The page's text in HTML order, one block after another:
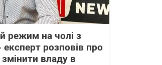
режим на чолі з
розповів про
владу в